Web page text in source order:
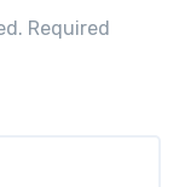
Required